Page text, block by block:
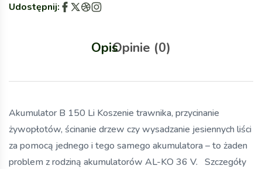
Udostępnij:
OpisOpinie (0)
Akumulator B 150 Li Koszenie trawnika, przycinanie
żywopłotów, ścinanie drzew czy wysadzanie jesiennych liści
za pomocą jednego i tego samego akumulatora – to żaden
problem z rodziną akumulatorów AL-KO 36 V. Szczegóły